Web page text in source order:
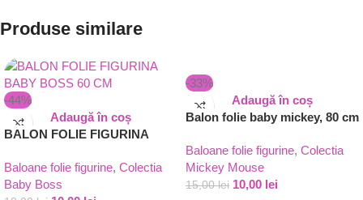
Produse similare
-44%
Adaugă în coș
BALON FOLIE FIGURINA
Baloane folie figurine, Colectia
Baby Boss
-33%
Adaugă în coș
Balon folie baby mickey, 80 cm
Baloane folie figurine, Colectia
Mickey Mouse
15,00lei 10,00 lei